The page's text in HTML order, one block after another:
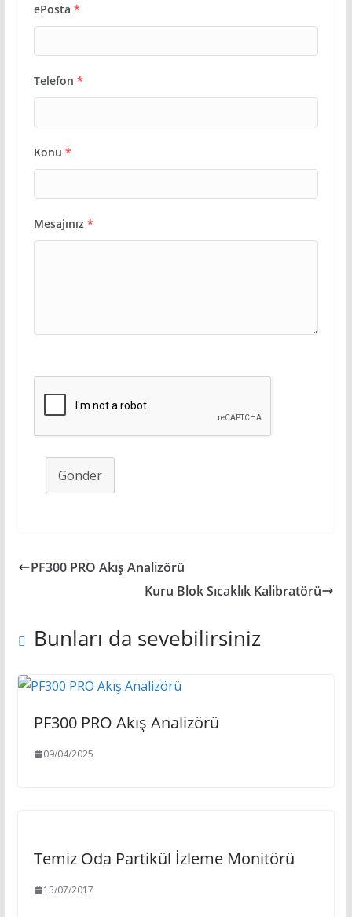
ePosta *
Telefon *
Konu *
Mesajınız *
Gönder
PF300 PRO Akış Analizörü
Kuru Blok Sıcaklık Kalibratörü
Bunları da sevebilirsiniz
PF300 PRO Akış Analizörü
09/04/2025
Temiz Oda Partikül İzleme Monitörü
15/07/2017